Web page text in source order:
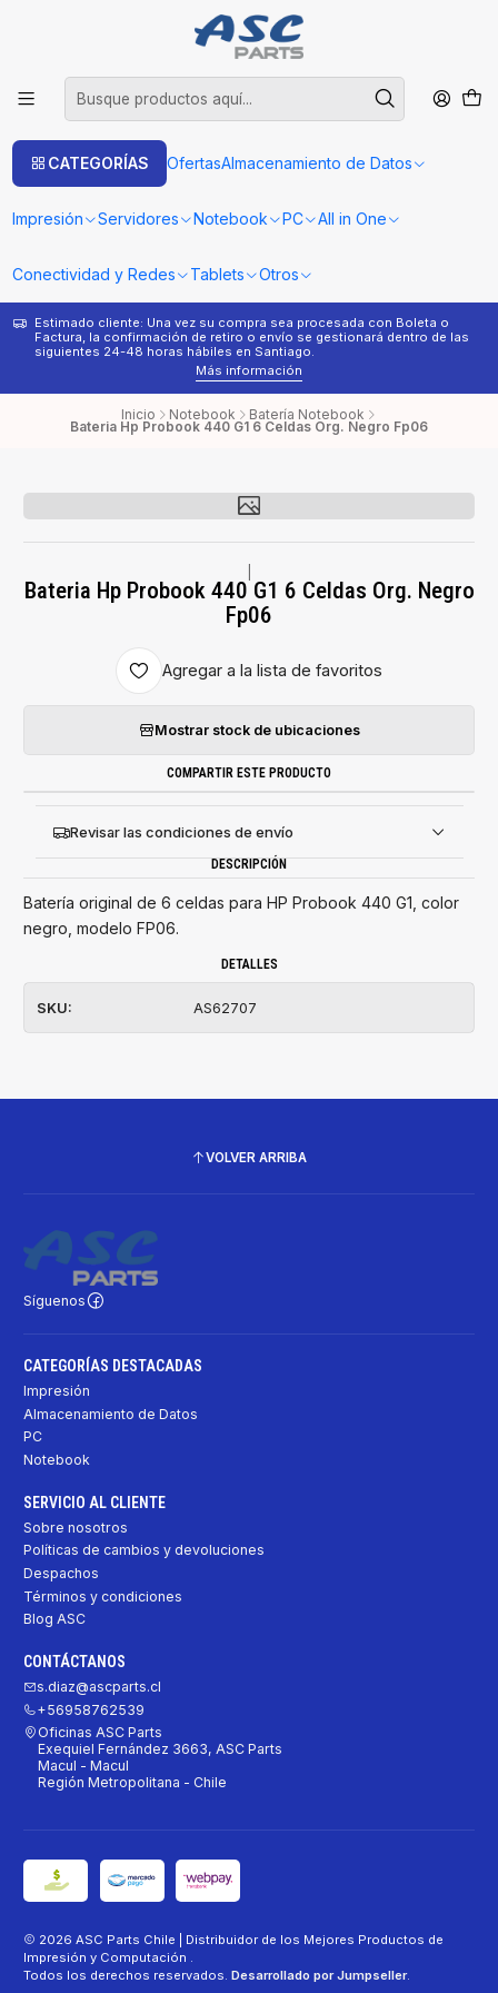
CATEGORÍAS OfertasAlmacenamiento de Datos
Impresión Servidores Notebook PC All in One
Conectividad y Redes Tablets Otros
Estimado cliente: Una vez su compra sea procesada con Boleta o
Factura, la confirmación de retiro o envío se gestionará dentro de las
siguientes 24-48 horas hábiles en Santiago.
Más información
Inicio Notebook Batería Notebook
Bateria Hp Probook 440 G1 6 Celdas Org. Negro Fp06
Bateria Hp Probook 440 G1 6 Celdas Org. Negro
Fp06
Agregar a la lista de favoritos
Mostrar stock de ubicaciones
COMPARTIR ESTE PRODUCTO
Revisar las condiciones de envío
DESCRIPCIÓN
Batería original de 6 celdas para HP Probook 440 G1, color
negro, modelo FP06.
DETALLES
SKU: AS62707
VOLVER ARRIBA
Síguenos
CATEGORÍAS DESTACADAS
Impresión
Almacenamiento de Datos
PC
Notebook
SERVICIO AL CLIENTE
Sobre nosotros
Políticas de cambios y devoluciones
Despachos
Términos y condiciones
Blog ASC
CONTÁCTANOS
s.diaz@ascparts.cl
+56958762539
Oficinas ASC Parts
Exequiel Fernández 3663, ASC Parts
Macul - Macul
Región Metropolitana - Chile
2026 ASC Parts Chile | Distribuidor de los Mejores Productos de
Impresión y Computación .
Todos los derechos reservados. Desarrollado por Jumpseller.